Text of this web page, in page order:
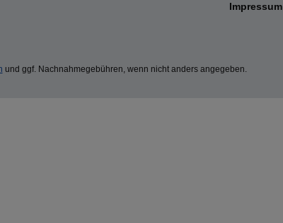
Impressum
und ggf. Nachnahmegebühren, wenn nicht anders angegeben.